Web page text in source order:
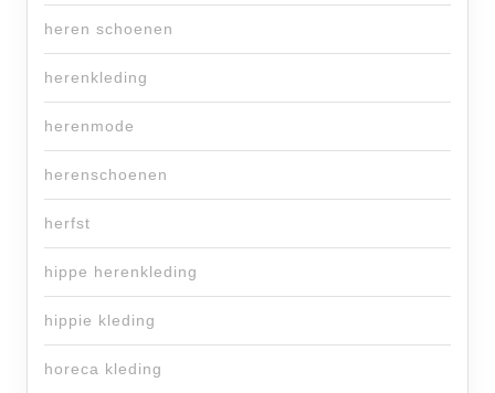
heren schoenen
herenkleding
herenmode
herenschoenen
herfst
hippe herenkleding
hippie kleding
horeca kleding